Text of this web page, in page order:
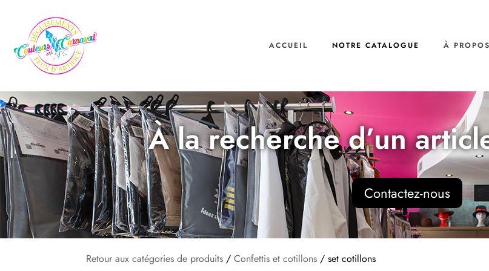
ACCUEIL NOTRE CATALOGUE À
À la recherche d’un
Contactez-nous
Retour aux catégories de produits / Confettis et cotillons / set cotillons